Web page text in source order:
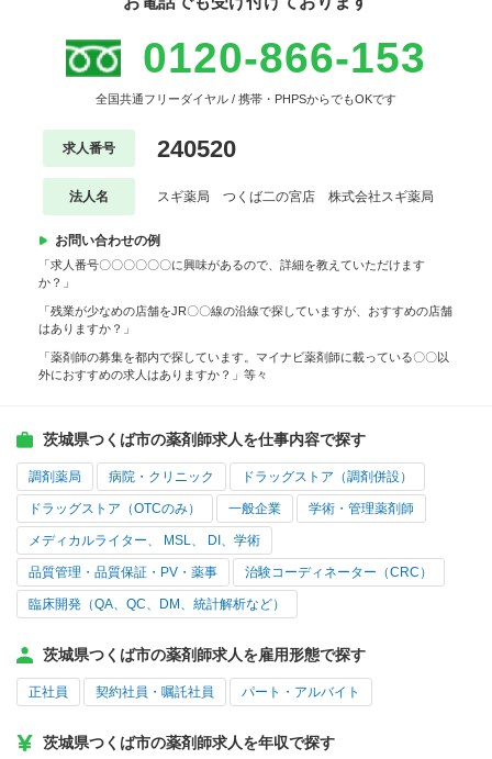
0120-866-153
全国共通フリーダイヤル / 携帯・PHPSからでもOKです
求人番号 240520
法人名 スギ薬局 つくば二の宮店 株式会社スギ薬局
お問い合わせの例
「求人番号〇〇〇〇〇〇に興味があるので、詳細を教えていただけます
か？」
「残業が少なめの店舗をJR〇〇線の沿線で探していますが、おすすめの店舗
はありますか？」
「薬剤師の募集を都内で探しています。マイナビ薬剤師に載っている〇〇以
外におすすめの求人はありますか？」等々
茨城県つくば市の薬剤師求人を仕事内容で探す
調剤薬局 病院・クリニック ドラッグストア（調剤併設）
ドラッグストア（OTCのみ） 一般企業 学術・管理薬剤師
メディカルライター、 MSL、 DI、学術
品質管理・品質保証・PV・薬事 治験コーディネーター（CRC）
臨床開発（QA、QC、DM、統計解析など）
茨城県つくば市の薬剤師求人を雇用形態で探す
正社員 契約社員・嘱託社員 パート・アルバイト
茨城県つくば市の薬剤師求人を年収で探す